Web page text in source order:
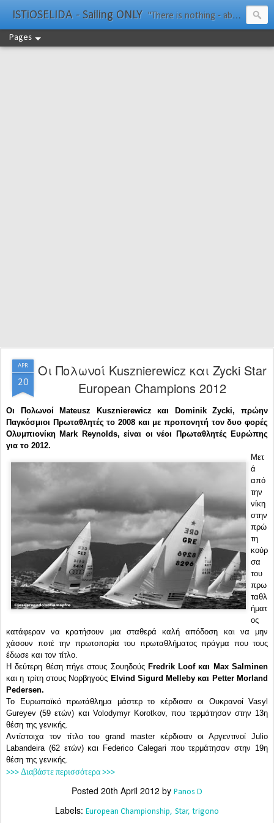
ISTiOSELIDA - Sailing ONLY "There is nothing - absolutely nothing - half so much worth doing as simply messing about in boats." Water Rat, Kenneth Grahame
Pages
APR
20
Οι Πολωνοί Kusznierewicz και Zycki Star
European Champions 2012
Οι Πολωνοί Mateusz Kusznierewicz και Dominik Zycki, πρώην
Παγκόσμιοι Πρωταθλητές το 2008 και με προπονητή τον δυο φορές
Ολυμπιονίκη Mark Reynolds, είναι οι νέοι Πρωταθλητές Ευρώπης
για το 2012.
Μετ
ά
από
την
νίκη
στην
πρώ
τη
κούρ
σα
του
πρω
ταθλ
ήματ
ος
κατάφεραν να κρατήσουν μια σταθερά καλή απόδοση και να μην
χάσουν ποτέ την πρωτοπορία του πρωταθλήματος πράγμα που τους
έδωσε και τον τίτλο.
Η δεύτερη θέση πήγε στους Σουηδούς Fredrik Loof και Max Salminen
και η τρίτη στους Νορβηγούς Elvind Sigurd Melleby και Petter Morland
Pedersen.
Το Ευρωπαϊκό πρωτάθλημα μάστερ το κέρδισαν οι Ουκρανοί Vasyl
Gureyev (59 ετών) και Volodymyr Korotkov, που τερμάτησαν στην 13η
θέση της γενικής.
Αντίστοιχα τον τίτλο του grand master κέρδισαν οι Αργεντινοί Julio
Labandeira (62 ετών) και Federico Calegari που τερμάτησαν στην 19η
θέση της γενικής.
>>> Διαβάστε περισσότερα >>>
Posted 20th April 2012 by Panos D
Labels: European Championship Star trigono